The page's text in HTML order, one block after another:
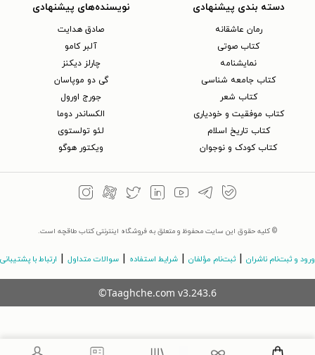
دسته بندی پیشنهادی
رمان عاشقانه
کتاب‌ صوتی
نمایشنامه
کتاب جامعه شناسی
کتاب شعر
کتاب موفقیت و خودیاری
کتاب تاریخ اسلام
کتاب کودک و نوجوان
نویسنده‌های پیشنهادی
صادق هدایت
آلبر کامو
چارلز دیکنز
گی دو موپاسان
جورج اورول
الکساندر دوما
لئو تولستوی
ویکتور هوگو
© کلیه حقوق این سایت محفوظ و متعلق به فروشگاه اینترنتی کتاب طاقچه است.
ورود و ثبت‌نام ناشران | ثبت‌نام مؤلفان | شرایط استفاده | سوالات متداول | ارتباط با پشتیبانی
©Taaghche.com v3.243.6